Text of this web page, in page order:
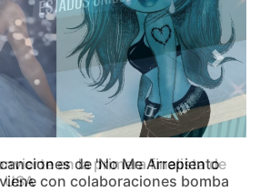
en la primera finalista de
Next